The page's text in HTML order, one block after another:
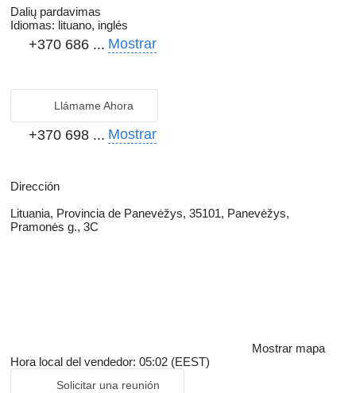
Dalių pardavimas
Idiomas: lituano, inglés
+370 686 ... Mostrar
Llámame Ahora
+370 698 ... Mostrar
Dirección
Lituania, Provincia de Panevėžys, 35101, Panevėžys,
Pramonės g., 3C
Mostrar mapa
Hora local del vendedor: 05:02 (EEST)
Solicitar una reunión